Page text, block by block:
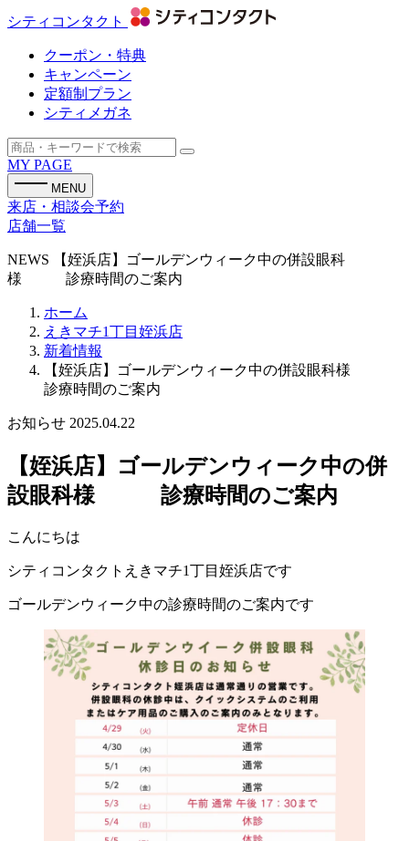
シティコンタクト
クーポン・特典
キャンペーン
定額制プラン
シティメガネ
MY PAGE
MENU
来店・相談会予約
店舗一覧
NEWS
【姪浜店】ゴールデンウィーク中の併設眼科
様 診療時間のご案内
ホーム
えきマチ1丁目姪浜店
新着情報
【姪浜店】ゴールデンウィーク中の併設眼科様
診療時間のご案内
お知らせ 2025.04.22
【姪浜店】ゴールデンウィーク中の併
設眼科様 診療時間のご案内
こんにちは
シティコンタクトえきマチ1丁目姪浜店です
ゴールデンウィーク中の診療時間のご案内です